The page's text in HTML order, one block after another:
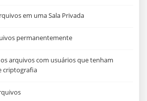
em uma Sala Privada
permanentemente
arquivos com usuários que tenham
criptografia